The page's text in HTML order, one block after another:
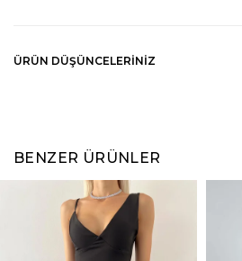
ÜRÜN DÜŞÜNCELERINIZ
BENZER ÜRÜNLER